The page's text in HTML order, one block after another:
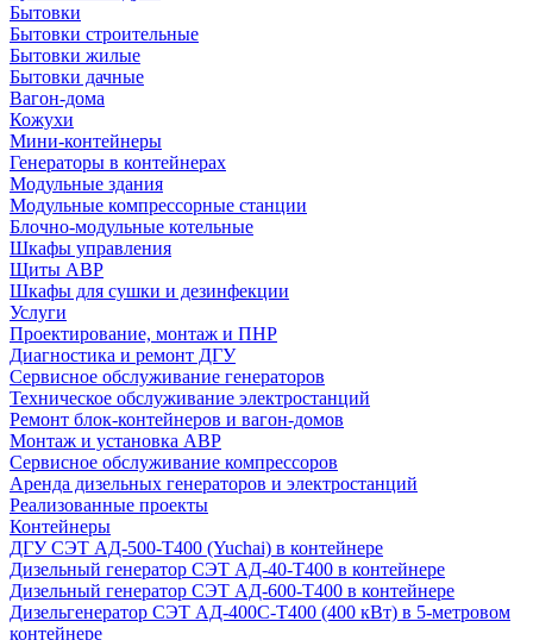
Бытовки
Бытовки строительные
Бытовки жилые
Бытовки дачные
Вагон-дома
Кожухи
Мини-контейнеры
Генераторы в контейнерах
Модульные здания
Модульные компрессорные станции
Блочно-модульные котельные
Шкафы управления
Щиты АВР
Шкафы для сушки и дезинфекции
Услуги
Проектирование, монтаж и ПНР
Диагностика и ремонт ДГУ
Сервисное обслуживание генераторов
Техническое обслуживание электростанций
Ремонт блок-контейнеров и вагон-домов
Монтаж и установка АВР
Сервисное обслуживание компрессоров
Аренда дизельных генераторов и электростанций
Реализованные проекты
Контейнеры
ДГУ СЭТ АД-500-Т400 (Yuchai) в контейнере
Дизельный генератор СЭТ АД-40-Т400 в контейнере
Дизельный генератор СЭТ АД-600-Т400 в контейнере
Дизельгенератор СЭТ АД-400С-Т400 (400 кВт) в 5-метровом
контейнере